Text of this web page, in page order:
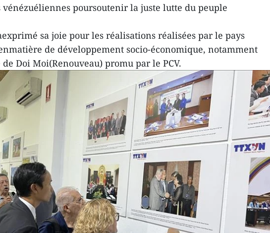
vénézuéliennes poursoutenir la juste lutte du peuple
sa joie pour les réalisations réalisées par le pays
de développement socio-économique, notamment
Doi Moi(Renouveau) promu par le PCV.